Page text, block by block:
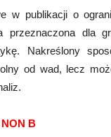
w publikacji o
dla
Nakreślony
od wad, lecz
B